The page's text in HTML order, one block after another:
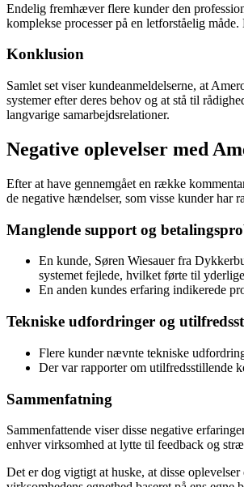
Endelig fremhæver flere kunder den
komplekse processer på en letforståelig
Konklusion
Samlet set viser kundeanmeldelserne, at
systemer efter deres behov og at stå til
langvarige samarbejdsrelationer.
Negative oplevelser med
Efter at have gennemgået en række
de negative hændelser, som visse kunder har
Manglende support og
En kunde, Søren Wiesauer fra
systemet fejlede, hvilket førte til
En anden kundes erfaring indikerede
Tekniske udfordringer og
Flere kunder nævnte tekniske
Der var rapporter om utilfredsstillende
Sammenfatning
Sammenfattende viser disse negative
enhver virksomhed at lytte til feedback og
Det er dog vigtigt at huske, at disse